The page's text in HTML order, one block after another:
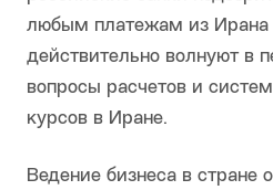
любым платежам из Ирана
действительно волнуют в
вопросы расчетов и
курсов в Иране.
Ведение бизнеса в стране